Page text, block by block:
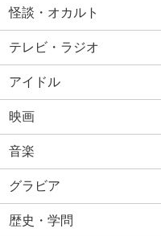
怪談・オカルト
テレビ・ラジオ
アイドル
映画
音楽
グラビア
歴史・学問